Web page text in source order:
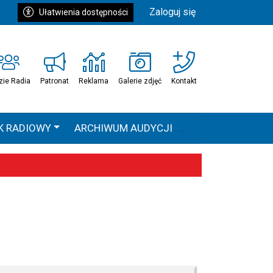
Ułatwienia dostępności Zaloguj się
Radia Patronat Reklama Galerie zdjęć Kontakt
RADIOWY ARCHIWUM AUDYCJI
HEAVEN TOUR